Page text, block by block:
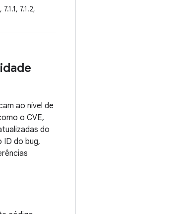
7.1.2,
ao nível de
o CVE,
do
ID do bug,